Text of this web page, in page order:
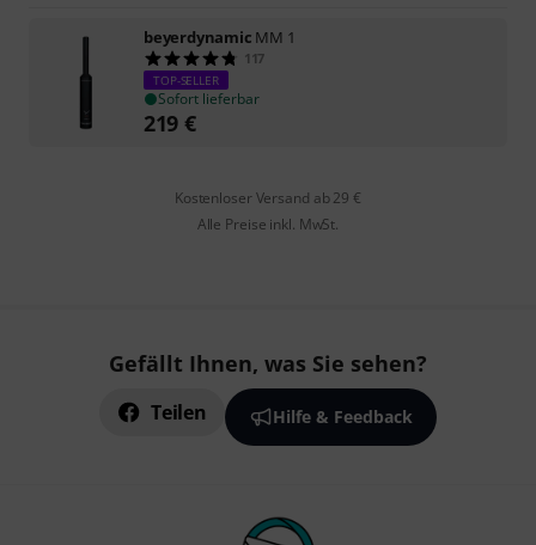
beyerdynamic MM 1
117
TOP-SELLER
Sofort lieferbar
219 €
Kostenloser Versand ab 29 €
Alle Preise inkl. MwSt.
Gefällt Ihnen, was Sie sehen?
Teilen Hilfe & Feedback